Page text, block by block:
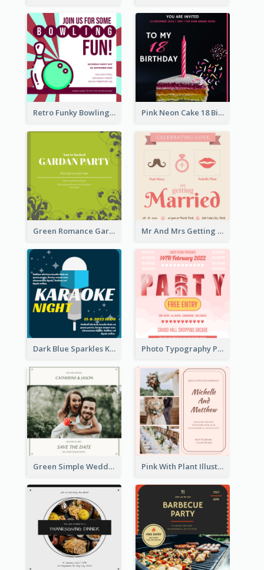
Retro Funky Bowling Party Invitation Design Pink Neon Cake 18 Birthday Invitation
Green Romance Garden Party Invitation Mr And Mrs Getting Married Wedding Invitation
Dark Blue Sparkles Karaoke Night Invitation Photo Typography Party Invitation Design Templates
Green Simple Wedding Photo Wedding Invitation Pink With Plant Illustration Wedding Party Invitation